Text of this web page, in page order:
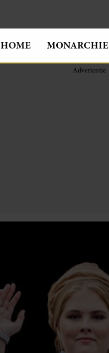
HOME MONARCHIE